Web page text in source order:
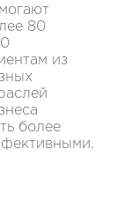
80
из
более